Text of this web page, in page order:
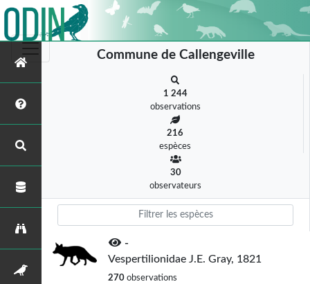
Commune de Callengeville
1 244
observations
216
espèces
30
observateurs
-
Vespertilionidae J.E. Gray, 1821
270 observations